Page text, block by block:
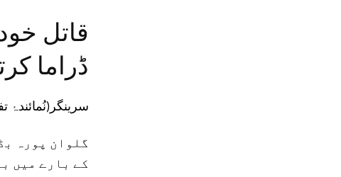
قاتل
ڈراما
سرینگر(نُمائندۂ
گلوان پورہ
کے بارے میں